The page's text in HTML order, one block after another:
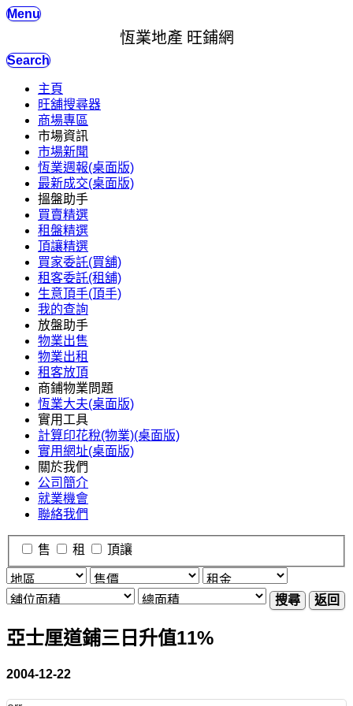
Menu
恆業地產 旺鋪網
Search
主頁
旺舖搜尋器
商場專區
市場資訊
市場新聞
恆業週報(桌面版)
最新成交(桌面版)
搵盤助手
買賣精選
租盤精選
頂讓精選
買家委託(買舖)
租客委託(租舖)
生意頂手(頂手)
我的查詢
放盤助手
物業出售
物業出租
租客放頂
商鋪物業問題
恆業大夫(桌面版)
實用工具
計算印花稅(物業)(桌面版)
實用網址(桌面版)
關於我們
公司簡介
就業機會
聯絡我們
售 租 頂讓
搜尋 返回
亞士厘道鋪三日升值11%
2004-12-22